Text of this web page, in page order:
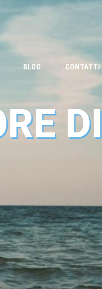
BLOG CONTATTI
DI